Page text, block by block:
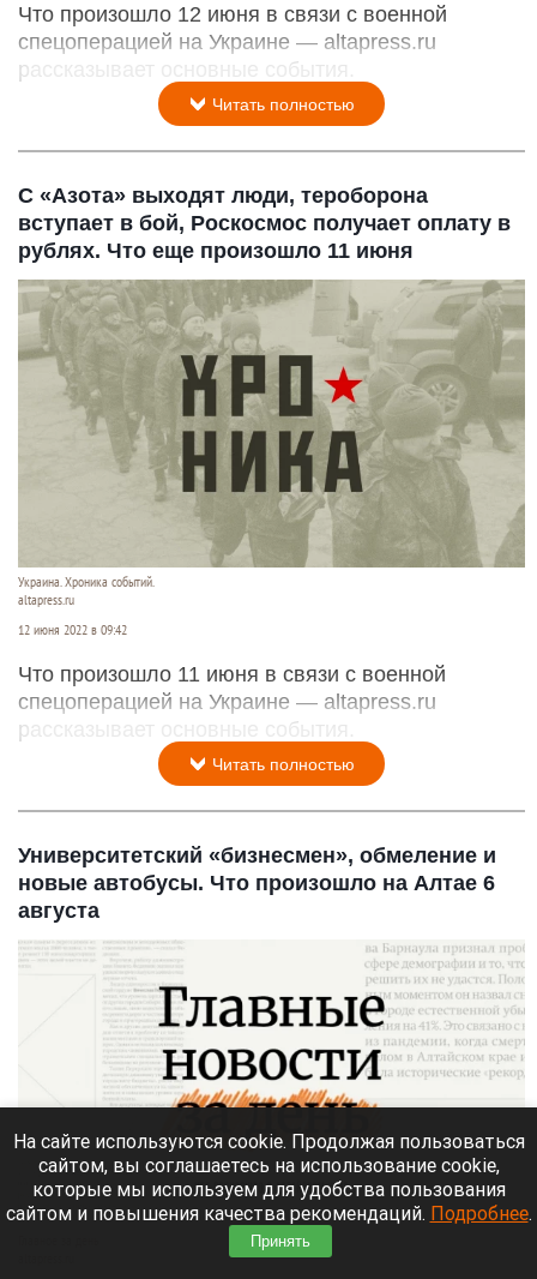
Что произошло 12 июня в связи с военной
спецоперацией на Украине — altapress.ru
рассказывает основные события.
Читать полностью
С «Азота» выходят люди, тероборона
вступает в бой, Роскосмос получает оплату в
рублях. Что еще произошло 11 июня
Украина. Хроника событий.
altapress.ru
12 июня 2022 в 09:42
Что произошло 11 июня в связи с военной
спецоперацией на Украине — altapress.ru
рассказывает основные события.
Читать полностью
Университетский «бизнесмен», обмеление и
новые автобусы. Что произошло на Алтае 6
августа
На сайте используются cookie. Продолжая пользоваться
сайтом, вы соглашаетесь на использование cookie,
которые мы используем для удобства пользования
сайтом и повышения качества рекомендаций. Подробнее.
Принять